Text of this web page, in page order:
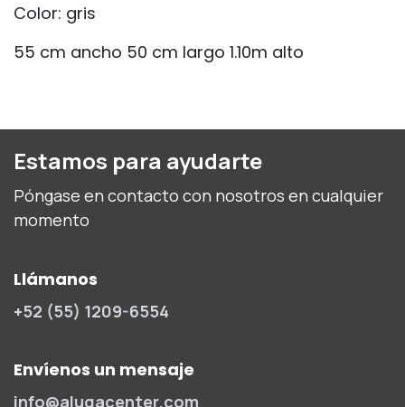
Color: gris
55 cm ancho 50 cm largo 1.10m alto
Estamos para ayudarte
Póngase en contacto con nosotros en cualquier
momento
Llámanos
+52 (55) 1209-6554
Envíenos un mensaje
info@alugacenter.com